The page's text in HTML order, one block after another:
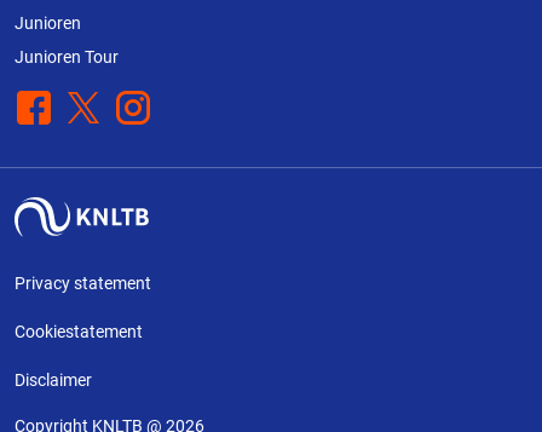
Junioren
Junioren Tour
Facebook
X Instagram
Privacy statement
Cookiestatement
Disclaimer
Copyright KNLTB @ 2026